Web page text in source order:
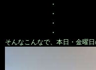
・
・
・
・
そんなこんなで、本日・金曜日